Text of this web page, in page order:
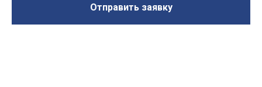
Отправить заявку